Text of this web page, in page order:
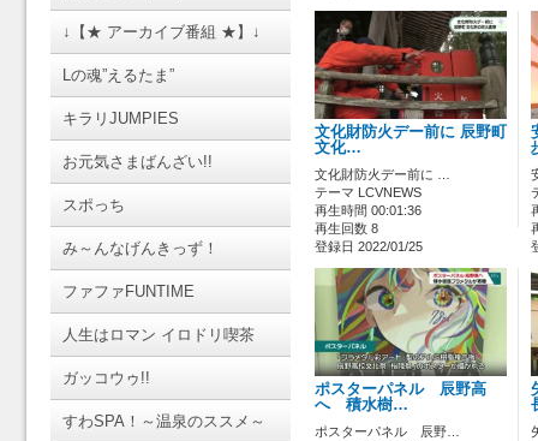
↓【★ アーカイブ番組 ★】↓
Lの魂”えるたま”
キラリJUMPIES
お元気さまばんざい!!
スポっち
み～んなげんきっず！
ファファFUNTIME
人生はロマン イロドリ喫茶
ガッコウゥ!!
すわSPA！～温泉のススメ～
文化財防火デー前に 辰野町
文化…
文化財防火デー前に …
テーマ LCVNEWS
再生時間 00:01:36
再生回数 8
登録日 2022/01/25
ポスターパネル 辰野高
へ 積水樹…
ポスターパネル 辰野…